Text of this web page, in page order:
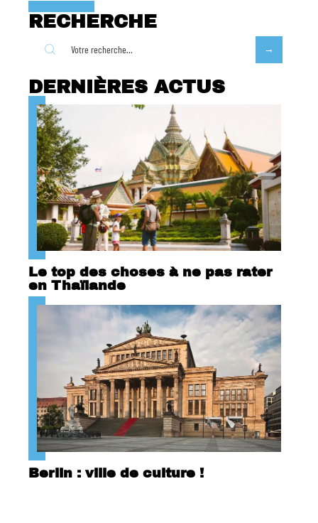
RECHERCHE
DERNIÈRES ACTUS
Le top des choses à ne pas rater
en Thaïlande
Berlin : ville de culture !